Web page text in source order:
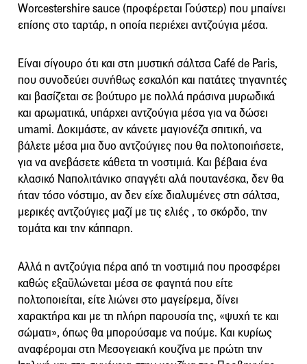
Worcestershire sauce (προφέρεται Γούστερ) που μπαίνει
επίσης στο ταρτάρ, η οποία περιέχει αντζούγια μέσα.
Είναι σίγουρο ότι και στη μυστική σάλτσα Café de Paris,
που συνοδεύει συνήθως εσκαλόπ και πατάτες τηγανητές
και βασίζεται σε βούτυρο με πολλά πράσινα μυρωδικά
και αρωματικά, υπάρχει αντζούγια μέσα για να δώσει
umami. Δοκιμάστε, αν κάνετε μαγιονέζα σπιτική, να
βάλετε μέσα μια δυο αντζούγιες που θα πολτοποιήσετε,
για να ανεβάσετε κάθετα τη νοστιμιά. Και βέβαια ένα
κλασικό Ναπολιτάνικο σπαγγέτι αλά πουτανέσκα, δεν θα
ήταν τόσο νόστιμο, αν δεν είχε διαλυμένες στη σάλτσα,
μερικές αντζούγιες μαζί με τις ελιές , το σκόρδο, την
τομάτα και την κάππαρη.
Αλλά η αντζούγια πέρα από τη νοστιμιά που προσφέρει
καθώς εξαϋλώνεται μέσα σε φαγητά που είτε
πολτοποιείται, είτε λιώνει στο μαγείρεμα, δίνει
χαρακτήρα και με τη πλήρη παρουσία της, «ψυχή τε και
σώματι», όπως θα μπορούσαμε να πούμε. Και κυρίως
αναφέρομαι στη Μεσογειακή κουζίνα με πρώτη την